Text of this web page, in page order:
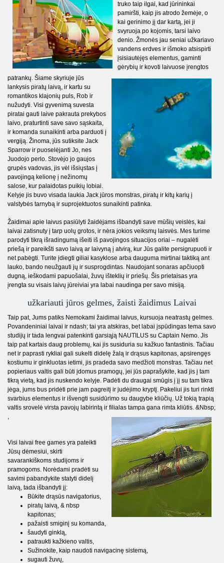
truko taip ilgai, kad jūrininkai
pamiršti, kaip jis atrodo žemėje, o
kai gerinimo jį dar kartą, jei ji
svyruoja po kojomis, tarsi laivo
denio. Žmonės jau seniai užkariavo
vandens erdves ir išmoko atsispirti
įsisiautėjęs elementus, gaminti
gėrybių ir kovoti laivuose įrengtos
patrankų. Šiame skyriuje jūs
lankysis piratų laivą, ir kartu su
romantikos klajonių puls, Rob ir
nužudyti. Visi gyvenimą suvesta
piratai gauti laive pakrauta prekybos
laivo, praturtinti save savo sąskaita,
ir komanda sunaikinti arba parduoti į
vergiją. Žinoma, jūs sutiksite Jack
Sparrow ir puoselėjanti Jo, nes
Juodojo perlo. Stovėjo jo gaujos
grupės vadovas, jis vėl išsiųstas į
pavojingą kelionę į nežinomų
salose, kur palaidotas puikių lobiai.
Kelyje jis buvo visada laukia Jack jūros monstras, piratų ir kitų karių į
valstybės tarnybą ir suprojektuotos sunaikinti patinka.
Žaidimai apie laivus pasiūlyti žaidėjams išbandyti save mūšių veislės, kai
laivai zatisnuty į tarp uolų grotos, ir nėra jokios veiksmų laisvės. Mes turime
parodyti tikrą išradingumą išeiti iš pavojingos situacijos oriai – nugalėti
priešą ir pareikšti savo laivą ar laivyną į atvirą, kur Jūs galite persigrupuoti ir
net pabėgti. Turite įdiegti giliai kasyklose arba dauguma mirtinai taktiką ant
lauko, bando neužgauti jų ir susprogdintas. Naudojant sonaras apčiuopti
dugną, ieškodami papuošalai, žuvų išteklių ir priešų. Šis prietaisas yra
įrengta su visais laivų jūreiviai yra labai naudinga per savo misiją.
užkariauti jūros gelmes, žaisti žaidimus Laivai
Taip pat, Jums patiks Nemokami žaidimai laivus, kursuoja neatrastų gelmes.
Povandeniniai laivai ir ndash; tai yra atskiras, bet labai įspūdingas tema savo
studijų ir tada lengvai patenkinti garsiąją NAUTILUS su Captain Nemo. Jis
taip pat kartais daug problemų, kai jis susiduria su kažkuo fantastinis. Tačiau
net ir paprasti rykliai gali sukelti didelę žalą ir drąsus kapitonas, apsirengęs
kostiumu ir ginkluotas ietimi, jis pradeda savo medžioti monstras. Tačiau net
popieriaus valtis gali būti įdomus pramogų, jei jūs paprašykite, kad jis į tam
tikrą vietą, kad jis nuskendo kelyje. Padėti du draugai smūgis į jį su tam tikra
jėga, jums bus pridėti prie jam pagreitį ir judėjimo kryptį. Pakeliui jis turi rinkti
svarbius elementus ir išvengti susidūrimo su daugybe kliūčių. Už tokią trapią
valtis srovelė virsta pavojų labirintą ir filialas tampa gana rimta kliūtis. &Nbsp;
,
Visi laivai free games yra pateikti
Jūsų dėmesiui, skirti
savarankiškoms studijoms ir
pramogoms. Norėdami pradėti su
savimi pabandykite statyti didelį
laivą, tada išbandyti jį:
Būkite drąsūs navigatorius,
piratų laivą, & nbsp
kapitonas;
pažaisti smiginį su komanda,
šaudyti ginklą,
patraukti kažkieno valtis,
Sužinokite, kaip naudoti navigacinę sistemą,
sugauti žuvų,